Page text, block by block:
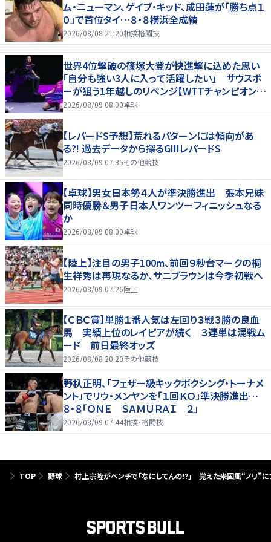
ム・ニューマン、ゲイブ・キッド、成田蓮が「勝ち点１
０」で首位タイ…８・８横浜全成績
2026/08/08 21:20相撲格闘技
世界4位撃破の篠塚大登が快進撃に込めた思い
「自分も強い3人に入って活躍したい」 サウスポ
ーが狙う1年越しのリベンジ【WTTチャンピオンズ
横浜2026】
2026/08/09 08:00卓球
【レパードS予想】荒れるパターンには傾向があ
る?! 過去データから探るGIIIレパードS
2026/08/09 07:35その他競技
【卓球】男女日本勢４人が準決勝進出 張本兄妹
同時優勝＆男子日本人ワンツーフィニッシュなる
か
2026/08/09 08:00卓球
【陸上】注目の男子100m、前回９秒台マークの桐
生祥秀は再現なるか、サニブラウンは今季初戦へ
2026/08/09 07:26陸上
【ＣＢＣ賞】単勝１番人気は左回り３戦３勝の良血
馬 実績上位のレイピアが続く ３連単は混戦ム
ード 前日最終オッズ
2026/08/08 20:20その他競技
野杁正明、「フェザー級キックボクシング・トーナメ
ント」でリウ・メンヤンを「１回ＫＯ」準決勝進出…
８・８「ＯＮＥ ＳＡＭＵＲＡＩ ２」
2026/08/09 07:44相撲・格闘技
TOP 野球 村上宗隆がベンチで「なにしてんの!?」 覚えた米国風“ノリ”に